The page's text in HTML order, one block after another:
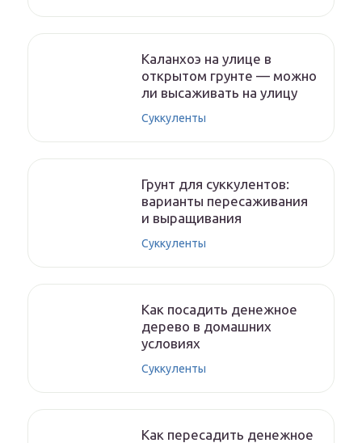
Каланхоэ на улице в
открытом грунте — можно
ли высаживать на улицу
Суккуленты
Грунт для суккулентов:
варианты пересаживания
и выращивания
Суккуленты
Как посадить денежное
дерево в домашних
условиях
Суккуленты
Как пересадить денежное